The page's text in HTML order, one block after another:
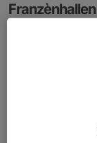
Franzènhallen